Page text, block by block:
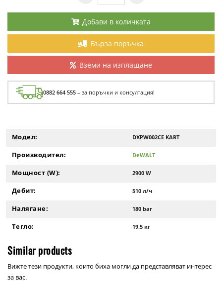
Добави в количката
Бърза поръчка
Вземи на изплащане
0882 664 555 – за поръчки и консултация!
Модел: DXPW002CE KART
Производител: DeWALT
Мощност (W): 2900 W
Дебит: 510 л/ч
Налягане: 180 bar
Тегло: 19.5 кг
Similar products
Вижте тези продукти, които биха могли да представляват интерес
за вас.